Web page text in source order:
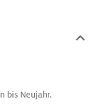
bis Neujahr.